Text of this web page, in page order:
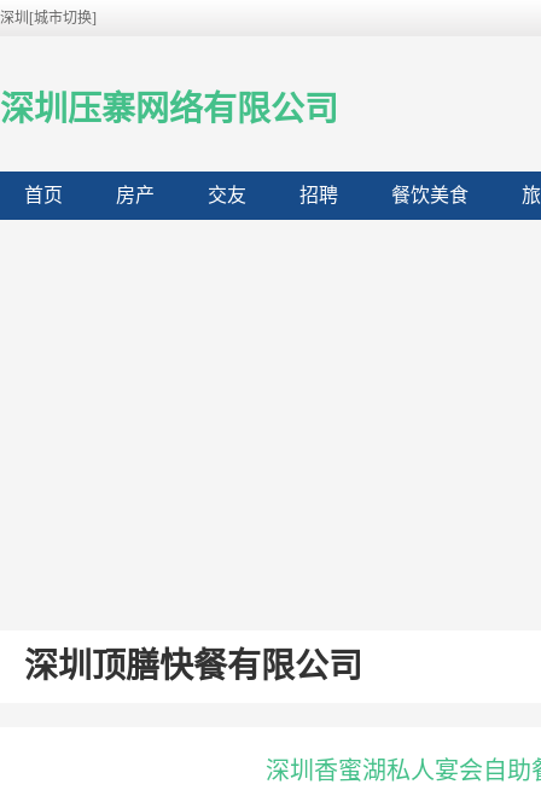
深圳[城市切换]
深圳压寨网络有限公司
首页 房产 交友 招聘 餐饮美食
深圳顶膳快餐有限公司
深圳香蜜湖私人宴会自助